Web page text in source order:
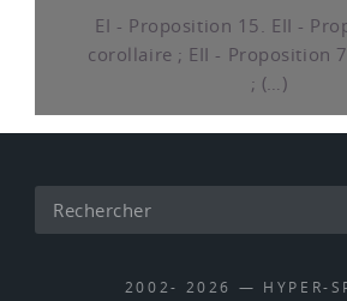
EI - Proposition 15. EII -
corollaire ; EII - Proposition
; (…)
2002- 2026 — HYPER-